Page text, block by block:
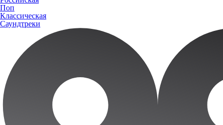
Поп
Классическая
Саундтреки